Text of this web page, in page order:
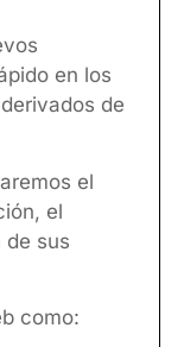
en los
de
el
el
de sus
como: